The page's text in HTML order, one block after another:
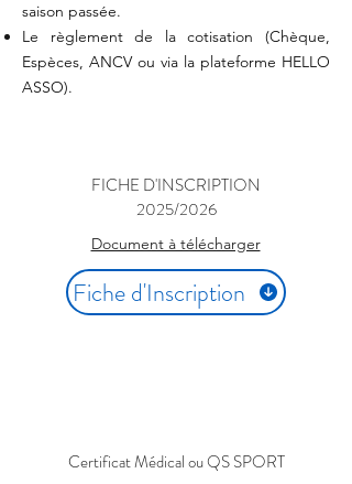
saison passée.
Le règlement de la cotisation (Chèque,
Espèces, ANCV ou via la plateforme HELLO
ASSO).
FICHE D'INSCRIPTION
2025/2026
Document à télécharger
Fiche d'Inscription
Certificat Médical ou QS SPORT